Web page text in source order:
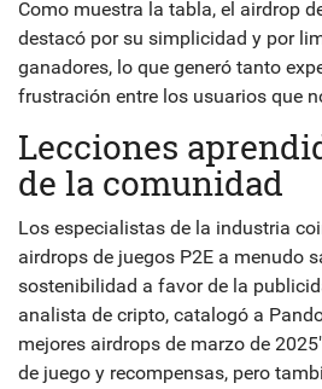
Como muestra la tabla, el airdrop
destacó por su simplicidad y por
ganadores, lo que generó tanto
frustración entre los usuarios que
Lecciones
de la comunidad
Los especialistas de la industria
airdrops de juegos P2E a menudo
sostenibilidad a favor de la
analista de cripto, catalogó a
mejores airdrops de marzo de
de juego y recompensas, pero